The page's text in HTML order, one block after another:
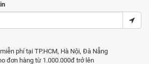
phí tại TP.HCM, Hà Nội, Đà Nẵng
đơn hàng từ 1.000.000đ trở lên